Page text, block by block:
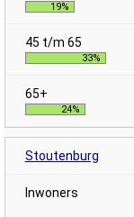
19%
33%
24%
Stoutenburg